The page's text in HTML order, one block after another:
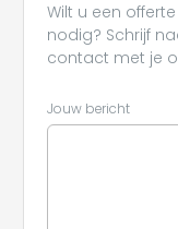
Wilt u een
nodig? Schrijf
contact met je
Jouw bericht